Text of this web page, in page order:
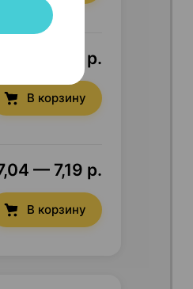
5,15 — 8,70 р.
В корзину
— 7,19 р.
В корзину